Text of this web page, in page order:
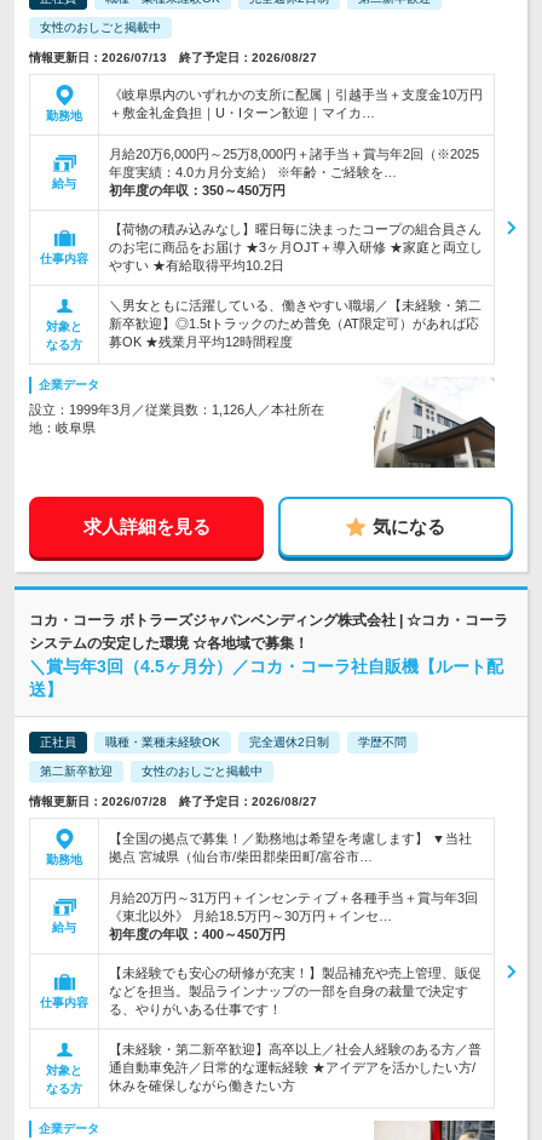
女性のおしごと掲載中
情報更新日：2026/07/13 終了予定日：2026/08/27
勤務地
《岐阜県内のいずれかの支所に配属｜引越手当＋支度金10万円
＋敷金礼金負担｜U・Iターン歓迎｜マイカ…
給与
月給20万6,000円～25万8,000円＋諸手当＋賞与年2回（※2025
年度実績：4.0カ月分支給） ※年齢・ご経験を…
初年度の年収： 350～450万円
仕事内容
【荷物の積み込みなし】曜日毎に決まったコープの組合員さん
のお宅に商品をお届け ★3ヶ月OJT＋導入研修 ★家庭と両立し
やすい ★有給取得平均10.2日
対象と
なる方
＼男女ともに活躍している、働きやすい職場／【未経験・第二
新卒歓迎】◎1.5tトラックのため普免（AT限定可）があれば応
募OK ★残業月平均12時間程度
企業データ
設立：1999年3月／従業員数：1,126人／本社所在
地：岐阜県
求人詳細を見る 気になる
コカ・コーラ ボトラーズジャパンベンディング株式会社 | ☆コカ・コーラ
システムの安定した環境 ☆各地域で募集！
＼賞与年3回（4.5ヶ月分）／コカ・コーラ社自販機【ルート配
送】
正社員 職種・業種未経験OK 完全週休2日制 学歴不問
第二新卒歓迎 女性のおしごと掲載中
情報更新日：2026/07/28 終了予定日：2026/08/27
勤務地
【全国の拠点で募集！／勤務地は希望を考慮します】 ▼当社
拠点 宮城県（仙台市/柴田郡柴田町/富谷市…
給与
月給20万円～31万円＋インセンティブ＋各種手当＋賞与年3回
《東北以外》 月給18.5万円～30万円＋インセ…
初年度の年収： 400～450万円
仕事内容
【未経験でも安心の研修が充実！】製品補充や売上管理、販促
などを担当。製品ラインナップの一部を自身の裁量で決定す
る、やりがいある仕事です！
対象と
なる方
【未経験・第二新卒歓迎】高卒以上／社会人経験のある方／普
通自動車免許／日常的な運転経験 ★アイデアを活かしたい方/
休みを確保しながら働きたい方
企業データ